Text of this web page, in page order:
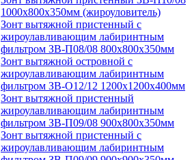
1000х800х350мм (жироуловитель)
Зонт вытяжной пристенный с
жироулавливающим лабиринтным
фильтром ЗВ-П08/08 800х800х350мм
Зонт вытяжной островной с
жироулавливающим лабиринтным
фильтром ЗВ-О12/12 1200х1200х400мм
Зонт вытяжной пристенный
жироулавливающим лабиринтным
фильтром ЗВ-П09/08 900х800х350мм
Зонт вытяжной пристенный с
жироулавливающим лабиринтным